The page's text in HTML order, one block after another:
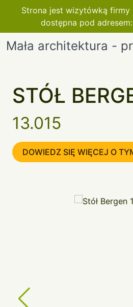
Strona jest wizytówką firmy
dostępna pod adresem:
Mała architektura -
STÓŁ
13.015
DOWIEDZ SIĘ WIĘCEJ O